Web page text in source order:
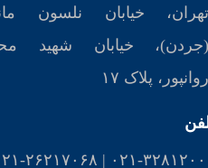
خیابان نلسون
خیابان شهید
پلاک ۱۷
۳۲۸۱۲۰۰۰ | ۰۲۱-۲۶۲۱۷۰۶۸